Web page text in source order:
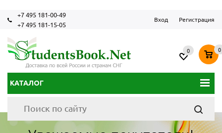
+7 495 181-00-49
+7 495 181-15-05
Вход Регистрация
КАТАЛОГ
0 0